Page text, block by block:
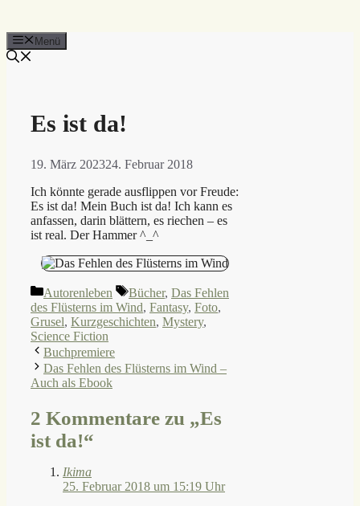
Menü
Es ist da!
19. März 202324. Februar 2018
Ich könnte gerade ausflippen vor Freude:
Es ist da! Mein Buch ist da! Ich kann es
anfassen, darin blättern, es riechen – es
ist real. Der Hammer ^_^
Kategorien
Autorenleben Schlagwörter
Bücher, Das Fehlen
des Flüsterns im Wind, Fantasy, Foto,
Grusel, Kurzgeschichten, Mystery,
Science Fiction
Buchpremiere
Das Fehlen des Flüsterns im Wind –
Auch als Ebook
2 Kommentare zu „Es
ist da!“
Ikima
25. Februar 2018 um 15:19 Uhr